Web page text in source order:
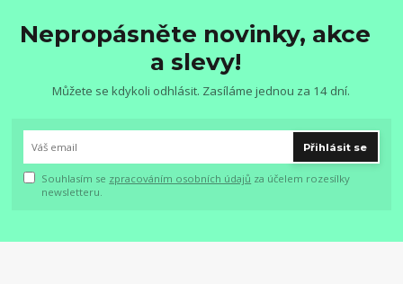
Nepropásněte novinky, akce
a slevy!
Můžete se kdykoli odhlásit. Zasíláme jednou za 14 dní.
Přihlásit se
Souhlasím se zpracováním osobních údajů za účelem rozesílky
newsletteru.